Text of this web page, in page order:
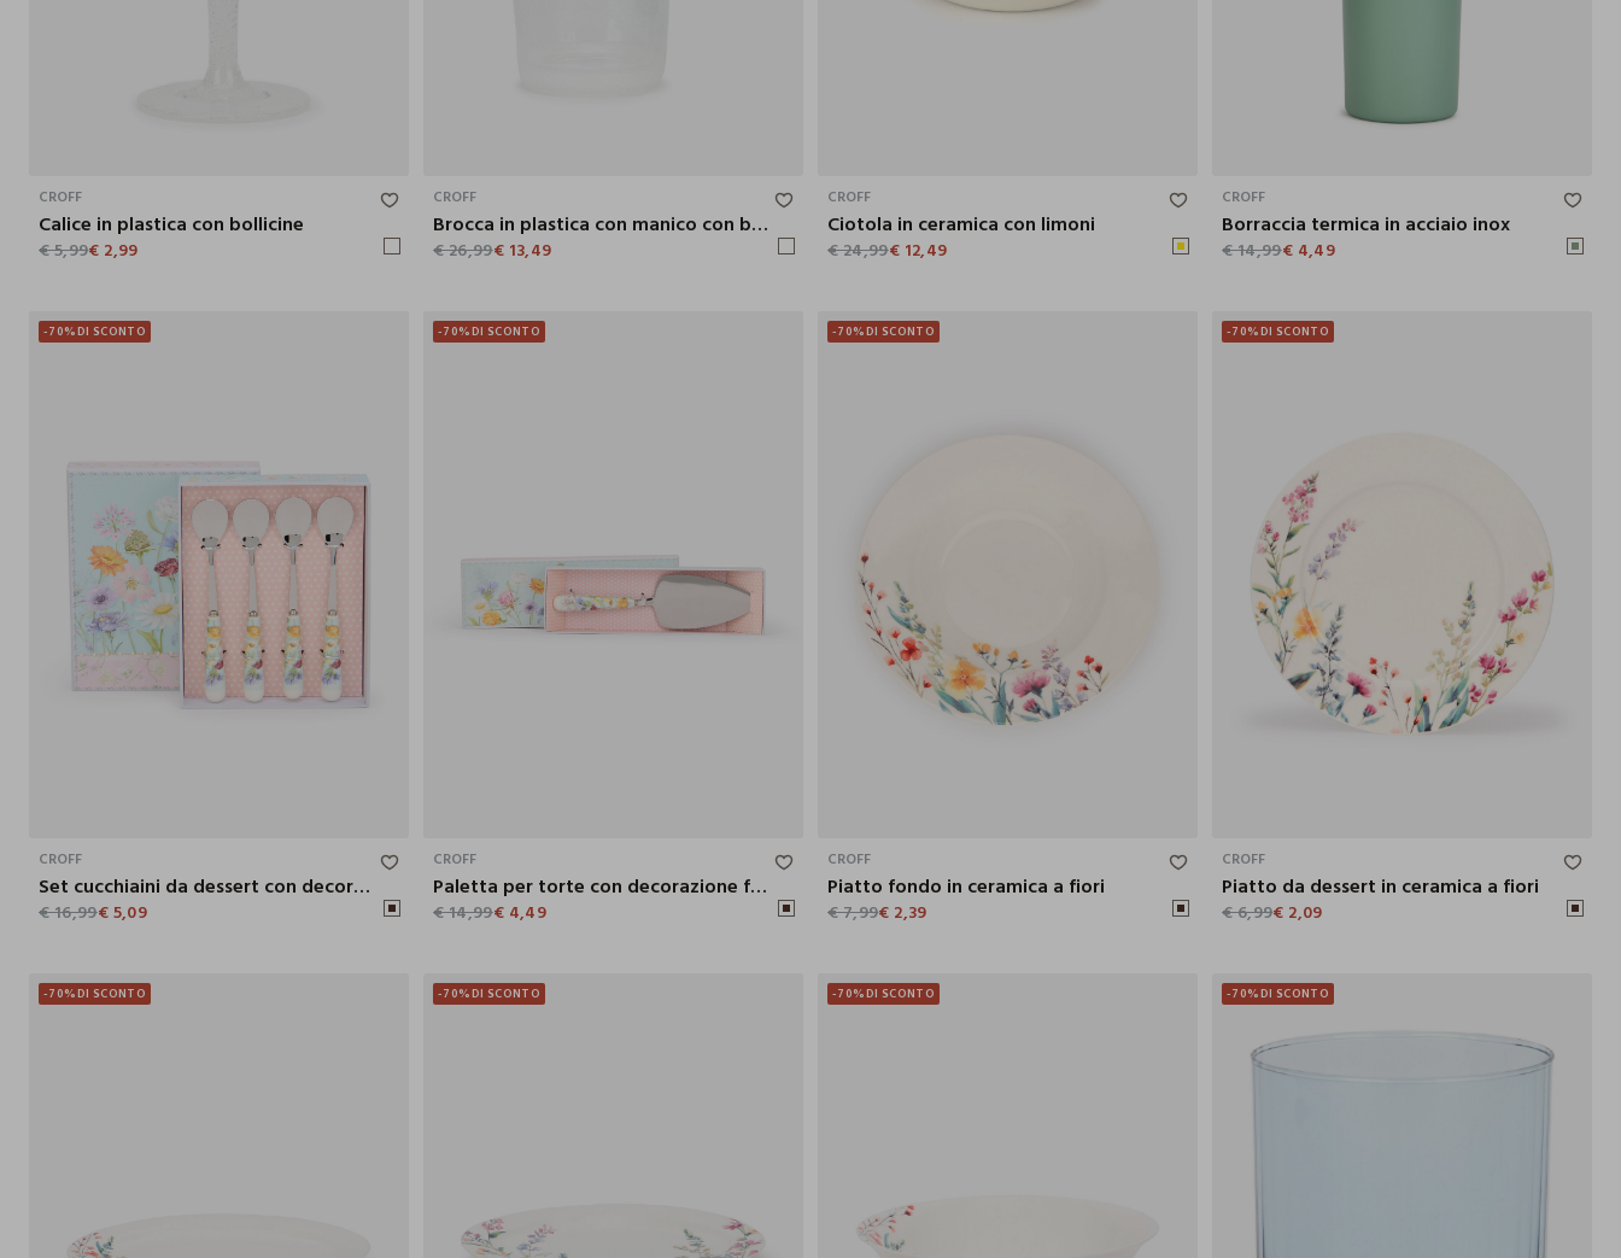
CROFF
Calice in plastica con bollicine
€ 5,99€ 2,99
CROFF
Brocca in plastica con manico con bollicine
€ 26,99€ 13,49
CROFF
Ciotola in ceramica con limoni
€ 24,99€ 12,49
CROFF
Borraccia termica in acciaio inox
€ 14,99€ 4,49
-70%DI SCONTO
CROFF
Set cucchiaini da dessert con decorazione floreale
€ 16,99€ 5,09
-70%DI SCONTO
CROFF
Paletta per torte con decorazione floreale
€ 14,99€ 4,49
-70%DI SCONTO
CROFF
Piatto fondo in ceramica a fiori
€ 7,99€ 2,39
-70%DI SCONTO
CROFF
Piatto da dessert in ceramica a fiori
€ 6,99€ 2,09
-70%DI SCONTO -70%DI SCONTO -70%DI SCONTO -70%DI SCONTO